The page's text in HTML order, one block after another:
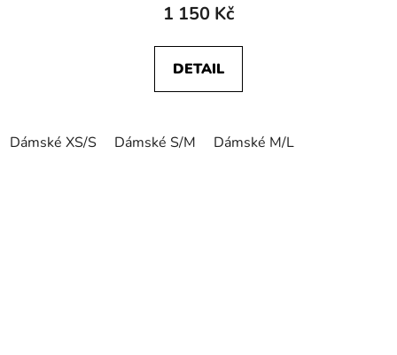
1 150 Kč
DETAIL
Dámské XS/S Dámské S/M Dámské M/L